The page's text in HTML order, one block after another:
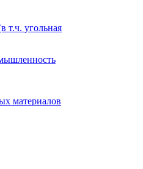
т.ч. угольная
материалов